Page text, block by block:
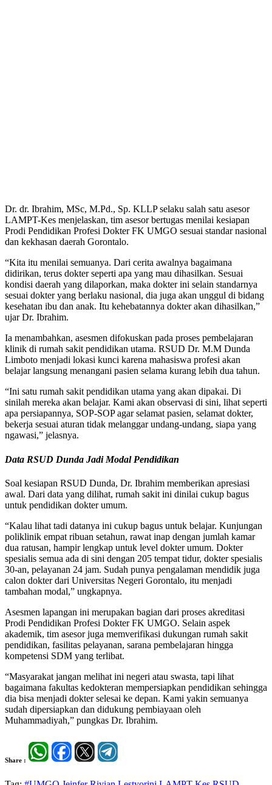
Dr. dr. Ibrahim, MSc, M.Pd., Sp. KLLP selaku salah satu asesor
LAMPT-Kes menjelaskan, tim asesor bertugas menilai kesiapan
Prodi Pendidikan Profesi Dokter FK UMGO sesuai standar nasional
dan kekhasan daerah Gorontalo.
“Kita itu menilai semuanya. Dari cerita awalnya bagaimana
didirikan, terus dokter seperti apa yang mau dihasilkan. Sesuai
kondisi daerah yang dilaporkan, maka dokter ini selain standarnya
sesuai dokter yang berlaku nasional, dia juga akan unggul di bidang
kesehatan ibu dan anak. Itu kehebatannya dokter akan dihasilkan,”
ujar Dr. Ibrahim.
Ia menambahkan, asesmen difokuskan pada proses pembelajaran
klinik di rumah sakit pendidikan utama. RSUD Dr. M.M Dunda
Limboto menjadi lokasi kunci karena mahasiswa profesi akan
belajar langsung menangani pasien selama kurang lebih dua tahun.
“Ini satu rumah sakit pendidikan utama yang akan dipakai. Di
sinilah mereka akan belajar. Kami akan observasi di sini, lihat seperti
apa persiapannya, SOP-SOP agar selamat pasien, selamat dokter,
bekerja sesuai aturan tidak melanggar undang-undang, siapa yang
ngawasi,” jelasnya.
Data RSUD Dunda Jadi Modal Pendidikan
Soal kesiapan RSUD Dunda, Dr. Ibrahim memberikan apresiasi
awal. Dari data yang dilihat, rumah sakit ini dinilai cukup bagus
untuk pendidikan dokter umum.
“Kalau lihat tadi datanya ini cukup bagus untuk belajar. Kunjungan
poliklinik empat ribuan setahun, rawat inap dengan jumlah kamar
dua ratusan, hampir lengkap untuk level dokter umum. Dokter
spesialis semua ada di sini dengan 205 tempat tidur, dokter spesialis
30-an, pelayanan 24 jam. Sudah punya pengalaman mendidik juga
calon dokter dari Universitas Negeri Gorontalo, itu menjadi
tambahan modal,” ungkapnya.
Asesmen lapangan ini merupakan bagian dari proses akreditasi
Prodi Pendidikan Profesi Dokter FK UMGO. Selain aspek
akademik, tim asesor juga memverifikasi dukungan rumah sakit
pendidikan, fasilitas pelayanan, sarana pembelajaran hingga
kompetensi SDM yang terlibat.
“Masyarakat jangan melihat ini negeri atau swasta, tapi lihat
bagaimana fakultas kedokteran mempersiapkan pendidikan sehingga
dia bisa menjadi dokter selesai ke depan. Kami yakin semuanya
sudah dipersiapkan dan didukung pembiayaan oleh
Muhammadiyah,” pungkas Dr. Ibrahim.
Share :